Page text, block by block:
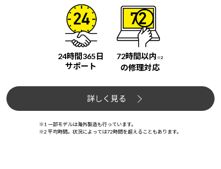
24時間365日
サポート
72時間以内 ※2
の修理対応
詳しく見る
※1 一部モデルは海外製造も行っています。
※2 平均時間。状況によっては72時間を超えることもあります。